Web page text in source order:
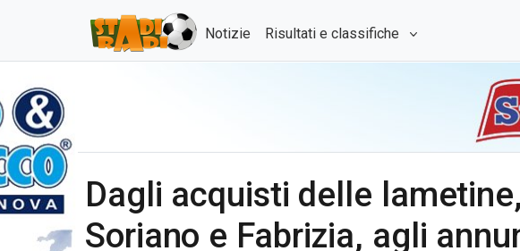
Notizie Risultati e classifiche
Dagli acquisti delle
Soriano e Fabrizia, agli